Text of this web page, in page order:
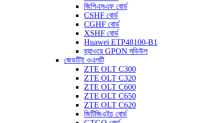
জিপিএসএফ বোর্ড
CSHF বোর্ড
CGHF বোর্ড
XSHF বোর্ড
Huawei ETP48100-B1
হুয়াওয়ে GPON মডিউল
জেডটিই ওএলটি
ZTE OLT C300
ZTE OLT C320
ZTE OLT C600
ZTE OLT C650
ZTE OLT C620
জিটিজিএইচ বোর্ড